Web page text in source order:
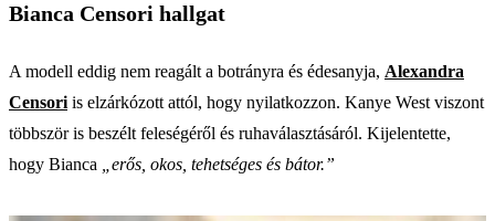
Bianca Censori hallgat
A modell eddig nem reagált a botrányra és édesanyja, Alexandra
Censori is elzárkózott attól, hogy nyilatkozzon. Kanye West viszont
többször is beszélt feleségéről és ruhaválasztásáról. Kijelentette,
hogy Bianca „erős, okos, tehetséges és bátor.”